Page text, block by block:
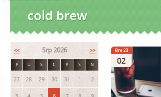
cold brew
Bře 23
02
<< Srp 2026 >>
P Ú S Č P S N
27 28 29 30 31 1 2